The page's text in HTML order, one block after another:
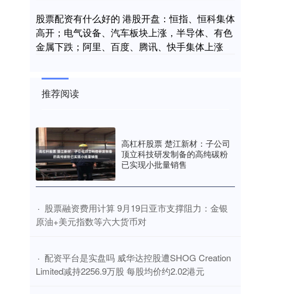
股票配资有什么好的 港股开盘：恒指、恒科集体
高开；电气设备、汽车板块上涨，半导体、有色
金属下跌；阿里、百度、腾讯、快手集体上涨
推荐阅读
高杠杆股票 楚江新材：子公司
顶立科技研发制备的高纯碳粉
已实现小批量销售
· ​股票融资费用计算 9月19日亚市支撑阻力：金银
原油+美元指数等六大货币对
· ​配资平台是实盘吗 威华达控股遭SHOG Creation
Limited减持2256.9万股 每股均价约2.02港元